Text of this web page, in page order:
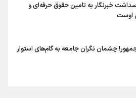
خبرنگار به تامین حقوق حرفه‌ای و
اوست
چشمان نگران جامعه به گام‌های استوار